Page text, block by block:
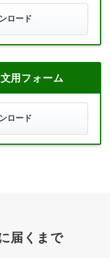
ロード
用フォーム
ロード
届くまで